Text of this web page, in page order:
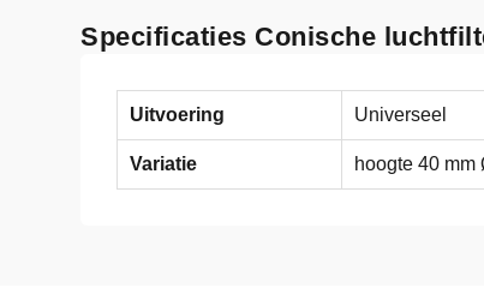
Specificaties Conische
Uitvoering Universeel
Variatie hoogte 40 mm